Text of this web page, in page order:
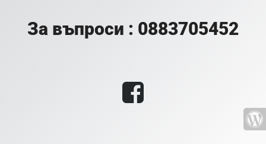
За въпроси : 0883705452